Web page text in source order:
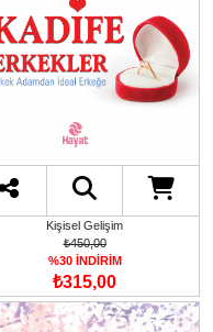
Kişisel Gelişim
₺450,00
%30 İNDİRİM
₺315,00